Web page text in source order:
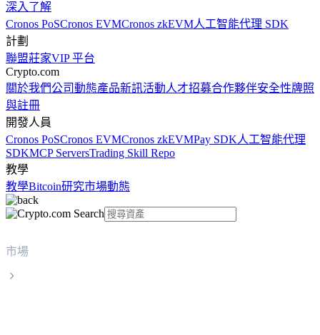
深入了解
Cronos PoSCronos EVMCronos zkEVM人工智能代理 SDK
計劃
聯盟莊家VIP 平台
Crypto.com
關於我們公司動態產品新訊活動人才招募合作夥伴安全性牌照
與註冊
開發人員
Cronos PoSCronos EVMCronos zkEVMPay SDK人工智能代理
SDKMCP ServersTrading Skill Repo
教學
教學Bitcoin研究市場動態
市場